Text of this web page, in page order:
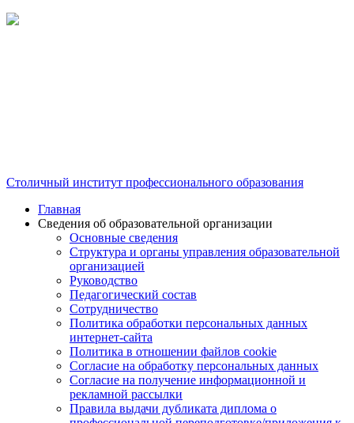
Столичный институт профессионального образования
Главная
Сведения об образовательной организации
Основные сведения
Структура и органы управления образовательной
организацией
Руководство
Педагогический состав
Сотрудничество
Политика обработки персональных данных
интернет-сайта
Политика в отношении файлов cookie
Согласие на обработку персональных данных
Согласие на получение информационной и
рекламной рассылки
Правила выдачи дубликата диплома о